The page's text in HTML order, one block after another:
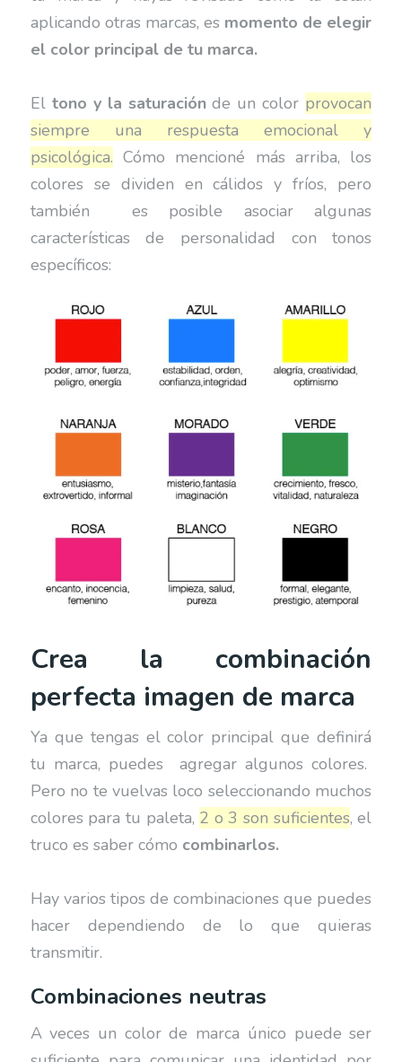
aplicando otras marcas, es momento de elegir
el color principal de tu marca.
El tono y la saturaciónde un color provocan
siempre una respuesta emocional y
psicológica. Cómo mencioné más arriba, los
colores se dividen en cálidos y fríos, pero
también es posible asociar algunas
características de personalidad con tonos
específicos:
Crea la combinación
perfecta imagen de marca
Ya que tengas el color principal que definirá
tu marca, puedes agregar algunos colores.
Pero no te vuelvas loco seleccionando muchos
colores para tu paleta, 2 o 3 son suficientes, el
truco es saber cómo combinarlos.
Hay varios tipos de combinaciones que puedes
hacer dependiendo de lo que quieras
transmitir.
Combinaciones neutras
A veces un color de marca único puede ser